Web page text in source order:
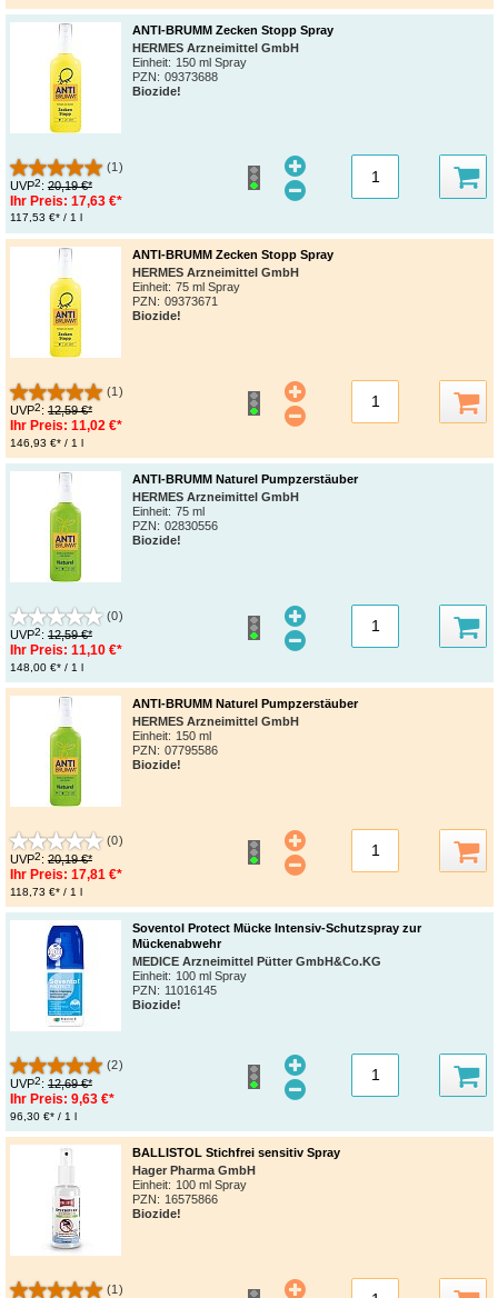
ANTI-BRUMM Zecken Stopp Spray
HERMES Arzneimittel GmbH
Einheit: 150 ml Spray
PZN: 09373688
Biozide!
(1)
UVP2: 20,19 €*
Ihr Preis: 17,63 €*
117,53 €* / 1 l
ANTI-BRUMM Zecken Stopp Spray
HERMES Arzneimittel GmbH
Einheit: 75 ml Spray
PZN: 09373671
Biozide!
(1)
UVP2: 12,59 €*
Ihr Preis: 11,02 €*
146,93 €* / 1 l
ANTI-BRUMM Naturel Pumpzerstäuber
HERMES Arzneimittel GmbH
Einheit: 75 ml
PZN: 02830556
Biozide!
(0)
UVP2: 12,59 €*
Ihr Preis: 11,10 €*
148,00 €* / 1 l
ANTI-BRUMM Naturel Pumpzerstäuber
HERMES Arzneimittel GmbH
Einheit: 150 ml
PZN: 07795586
Biozide!
(0)
UVP2: 20,19 €*
Ihr Preis: 17,81 €*
118,73 €* / 1 l
Soventol Protect Mücke Intensiv-Schutzspray zur
Mückenabwehr
MEDICE Arzneimittel Pütter GmbH&Co.KG
Einheit: 100 ml Spray
PZN: 11016145
Biozide!
(2)
UVP2: 12,69 €*
Ihr Preis: 9,63 €*
96,30 €* / 1 l
BALLISTOL Stichfrei sensitiv Spray
Hager Pharma GmbH
Einheit: 100 ml Spray
PZN: 16575866
Biozide!
(1)